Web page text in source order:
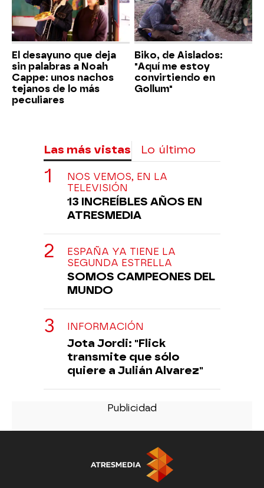
El desayuno que deja
sin palabras a Noah
Cappe: unos nachos
tejanos de lo más
peculiares
Biko, de Aislados:
"Aquí me estoy
convirtiendo en
Gollum"
Las más vistas Lo último
NOS VEMOS, EN LA
TELEVISIÓN
13 INCREÍBLES AÑOS EN
ATRESMEDIA
ESPAÑA YA TIENE LA
SEGUNDA ESTRELLA
SOMOS CAMPEONES DEL
MUNDO
INFORMACIÓN
Jota Jordi: "Flick
transmite que sólo
quiere a Julián Alvarez"